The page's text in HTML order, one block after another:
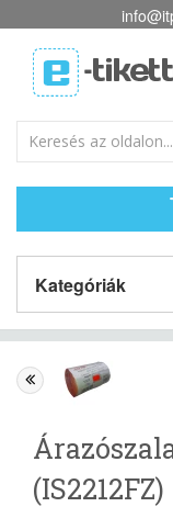
Kategóriák
(IS2212FZ)